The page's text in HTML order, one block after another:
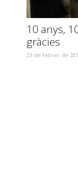
10 anys,
gràcies
23 de febrer de